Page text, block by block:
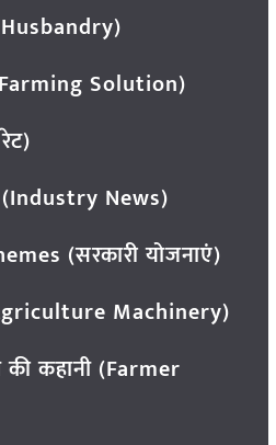
Solution)
(Industry News)
(सरकारी योजनाएं)
Machinery)
कहानी (Farmer